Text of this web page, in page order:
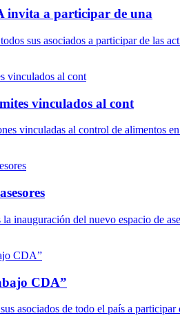
invita a participar de una
sus asociados a participar de las
vinculados al cont
vinculadas al control de alimentos
inauguración del nuevo espacio de
CDA”
asociados de todo el país a